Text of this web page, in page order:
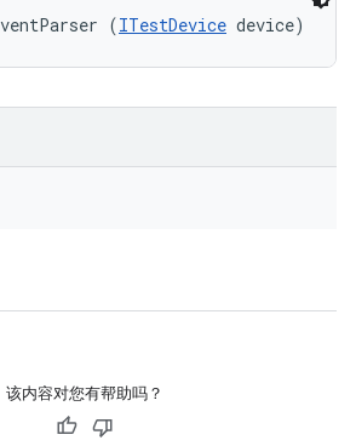
(ITestDevice device)
该内容对您有帮助吗？